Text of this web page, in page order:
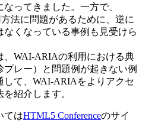
ってきました。一方で、
法に問題があるために、逆に
なくなっている事例も見受けら
、WAI-ARIAの利用における典
プレー）と問題例が起きない例
して、WAI-ARIAをよりアクセ
紹介します。
てはHTML5 Conferenceのサイ